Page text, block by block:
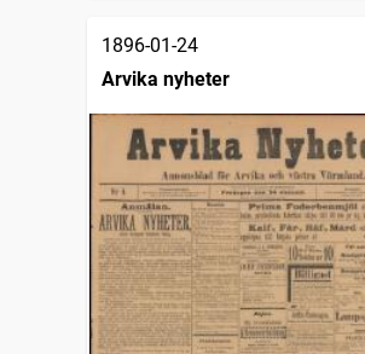
1896-01-24
Arvika nyheter